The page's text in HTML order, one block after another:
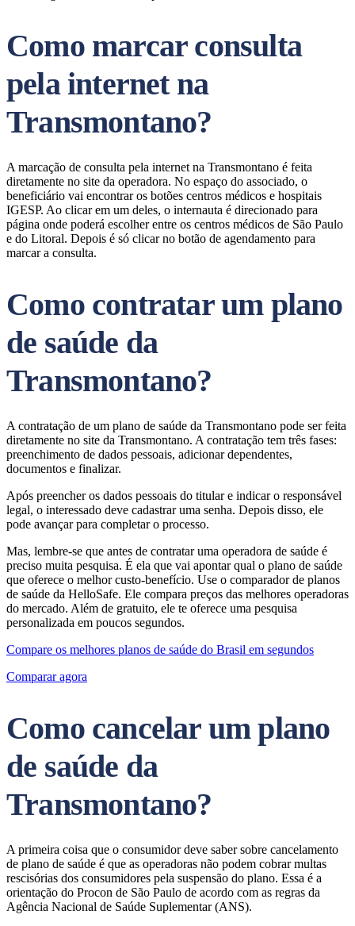
Como marcar consulta
pela internet na
Transmontano?
A marcação de consulta pela internet na Transmontano é feita
diretamente no site da operadora. No espaço do associado, o
beneficiário vai encontrar os botões centros médicos e hospitais
IGESP. Ao clicar em um deles, o internauta é direcionado para
página onde poderá escolher entre os centros médicos de São Paulo
e do Litoral. Depois é só clicar no botão de agendamento para
marcar a consulta.
Como contratar um plano
de saúde da
Transmontano?
A contratação de um plano de saúde da Transmontano pode ser feita
diretamente no site da Transmontano. A contratação tem três fases:
preenchimento de dados pessoais, adicionar dependentes,
documentos e finalizar.
Após preencher os dados pessoais do titular e indicar o responsável
legal, o interessado deve cadastrar uma senha. Depois disso, ele
pode avançar para completar o processo.
Mas, lembre-se que antes de contratar uma operadora de saúde é
preciso muita pesquisa. É ela que vai apontar qual o plano de saúde
que oferece o melhor custo-benefício. Use o comparador de planos
de saúde da HelloSafe. Ele compara preços das melhores operadoras
do mercado. Além de gratuito, ele te oferece uma pesquisa
personalizada em poucos segundos.
Compare os melhores planos de saúde do Brasil em segundos
Comparar agora
Como cancelar um plano
de saúde da
Transmontano?
A primeira coisa que o consumidor deve saber sobre cancelamento
de plano de saúde é que as operadoras não podem cobrar multas
rescisórias dos consumidores pela suspensão do plano. Essa é a
orientação do Procon de São Paulo de acordo com as regras da
Agência Nacional de Saúde Suplementar (ANS).